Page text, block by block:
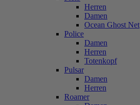
Herren
Damen
Ocean Ghost Net
Police
Damen
Herren
Totenkopf
Pulsar
Damen
Herren
Roamer